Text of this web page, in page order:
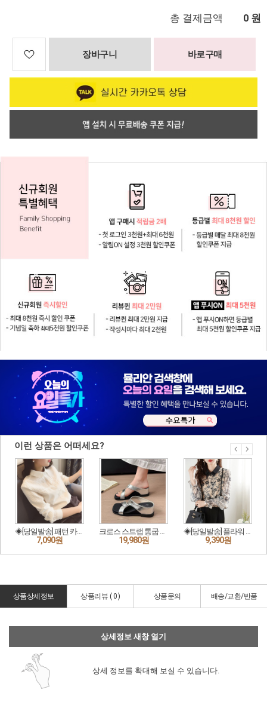
총 결제금액 0 원
장바구니 바로구매
상품상세정보 상품리뷰 ( 0) 상품문의 배송/교환/반품
상세정보 새창 열기
상세 정보를 확대해 보실 수 있습니다.